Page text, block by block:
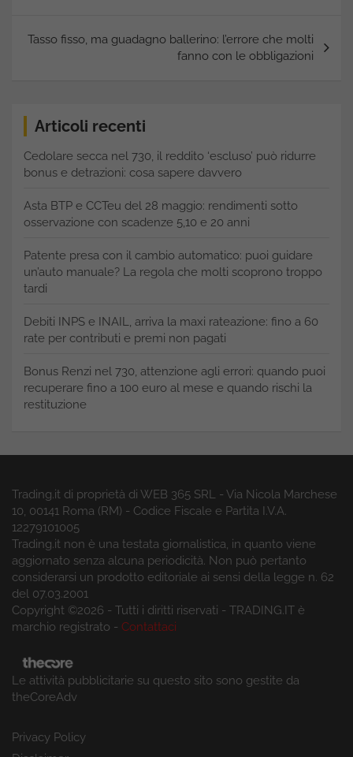
Tasso fisso, ma guadagno ballerino: l’errore che molti
fanno con le obbligazioni
Articoli recenti
Cedolare secca nel 730, il reddito ‘escluso’ può ridurre
bonus e detrazioni: cosa sapere davvero
Asta BTP e CCTeu del 28 maggio: rendimenti sotto
osservazione con scadenze 5,10 e 20 anni
Patente presa con il cambio automatico: puoi guidare
un’auto manuale? La regola che molti scoprono troppo
tardi
Debiti INPS e INAIL, arriva la maxi rateazione: fino a 60
rate per contributi e premi non pagati
Bonus Renzi nel 730, attenzione agli errori: quando puoi
recuperare fino a 100 euro al mese e quando rischi la
restituzione
Trading.it di proprietà di WEB 365 SRL - Via Nicola Marchese
10, 00141 Roma (RM) - Codice Fiscale e Partita I.V.A.
12279101005
Trading.it non è una testata giornalistica, in quanto viene
aggiornato senza alcuna periodicità. Non può pertanto
considerarsi un prodotto editoriale ai sensi della legge n. 62
del 07.03.2001
Copyright ©2026 - Tutti i diritti riservati - TRADING.IT è
marchio registrato - Contattaci
Le attività pubblicitarie su questo sito sono gestite da
theCoreAdv
Privacy Policy